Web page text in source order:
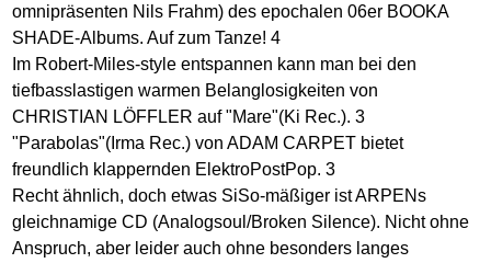
omnipräsenten Nils Frahm) des epochalen 06er BOOKA
SHADE-Albums. Auf zum Tanze! 4
Im Robert-Miles-style entspannen kann man bei den
tiefbasslastigen warmen Belanglosigkeiten von
CHRISTIAN LÖFFLER auf "Mare"(Ki Rec.). 3
"Parabolas"(Irma Rec.) von ADAM CARPET bietet
freundlich klappernden ElektroPostPop. 3
Recht ähnlich, doch etwas SiSo-mäßiger ist ARPENs
gleichnamige CD (Analogsoul/Broken Silence). Nicht ohne
Anspruch, aber leider auch ohne besonders langes